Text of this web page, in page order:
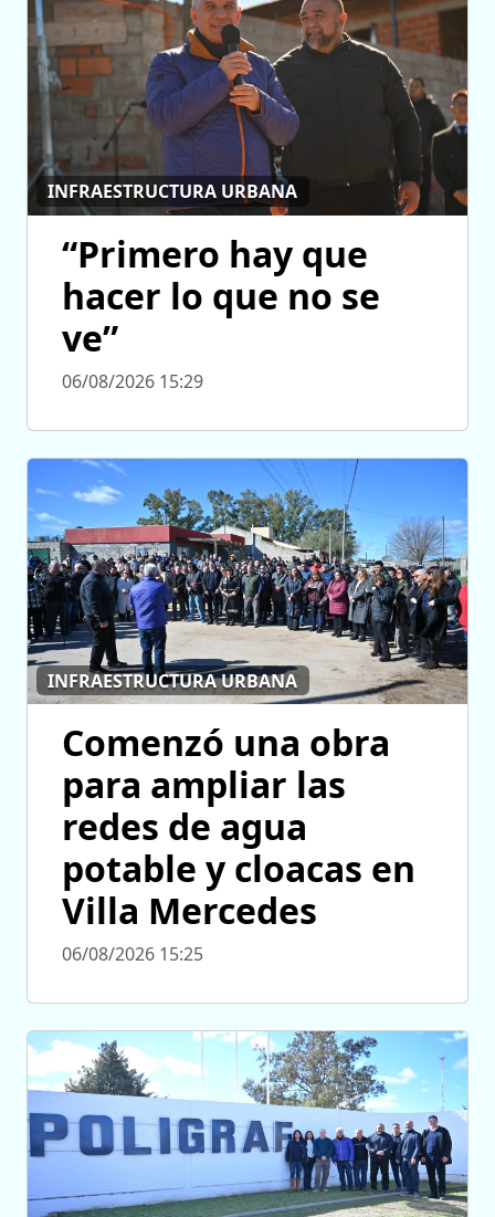
INFRAESTRUCTURA URBANA
“Primero hay que
hacer lo que no se
ve”
06/08/2026 15:29
INFRAESTRUCTURA URBANA
Comenzó una obra
para ampliar las
redes de agua
potable y cloacas en
Villa Mercedes
06/08/2026 15:25